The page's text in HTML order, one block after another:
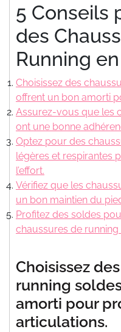
5 Conseils
des
Running
Choisissez des
offrent un bon amorti
Assurez-vous que les
ont une bonne
Optez pour des
légères et respirantes
l’effort.
Vérifiez que les
un bon maintien du
Profitez des soldes
chaussures de
Choisissez
running
amorti pour
articulations.